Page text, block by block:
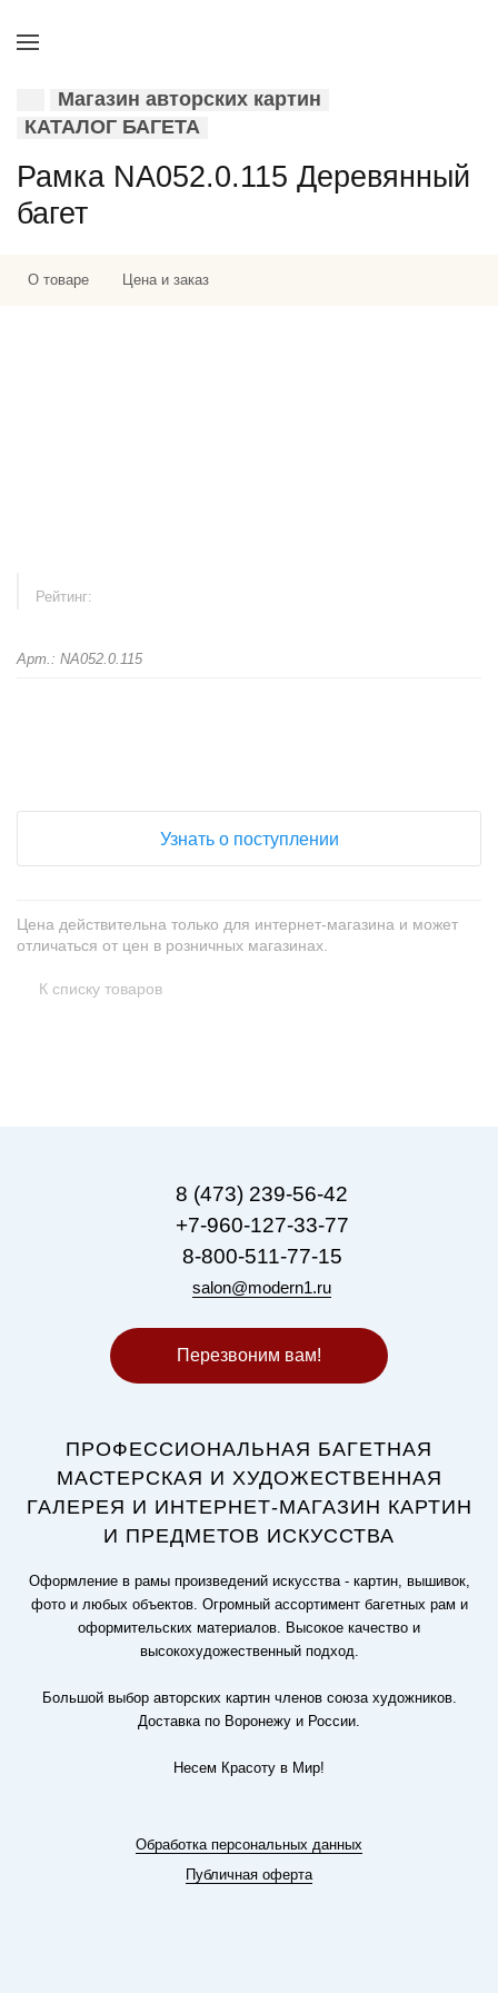
Магазин авторских картин
КАТАЛОГ БАГЕТА
Рамка NA052.0.115 Деревянный
багет
О товаре Цена и заказ
Рейтинг:
Арт.: NA052.0.115
Узнать о поступлении
Цена действительна только для интернет-магазина и может
отличаться от цен в розничных магазинах.
К списку товаров
8 (473) 239-56-42
+7-960-127-33-77
8-800-511-77-15
salon@modern1.ru
Перезвоним вам!
ПРОФЕССИОНАЛЬНАЯ БАГЕТНАЯ
МАСТЕРСКАЯ И ХУДОЖЕСТВЕННАЯ
ГАЛЕРЕЯ И ИНТЕРНЕТ-МАГАЗИН КАРТИН
И ПРЕДМЕТОВ ИСКУССТВА
Оформление в рамы произведений искусства - картин, вышивок,
фото и любых объектов. Огромный ассортимент багетных рам и
оформительских материалов. Высокое качество и
высокохудожественный подход.
Большой выбор авторских картин членов союза художников.
Доставка по Воронежу и России.
Несем Красоту в Мир!
Обработка персональных данных
Публичная оферта